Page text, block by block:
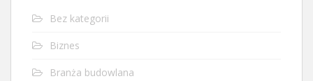
Bez kategorii
Biznes
Branża budowlana